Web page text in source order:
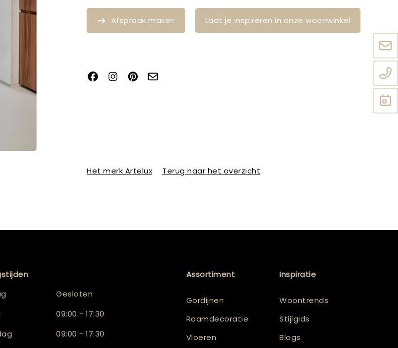
Afspraak maken Laat je inspireren in onze woonwinkel
Het merk Artelux Terug naar het overzicht
Gesloten
09:00 - 17:30
09:00 - 17:30
Assortiment
Gordijnen
Raamdecoratie
Vloeren
Inspiratie
Woontrends
Stijlgids
Blogs